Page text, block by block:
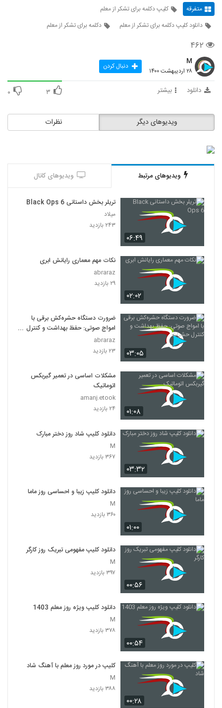
متفرقه
کلیپ دکلمه برای تشکر از معلم
دانلود کلیپ دکلمه برای تشکر از معلم
دکلمه برای تشکر از معلم
۴۶۲
M
۲۸ اردیبهشت ۱۴۰۰ دنبال کردن
دانلود بیشتر ۳ ۰
نظرات ویدیوهای دیگر
ویدیوهای مرتبط ویدیوهای کانال
۰۶:۴۹
تریلر بخش داستانی Black Ops 6
میلاد
۲۴۳ بازدید
۰۲:۰۲
نکات مهم معماری رایانش ابری
abraraz
۲۹ بازدید
۰۳:۰۵
ضرورت دستگاه حشره‌کش برقی با
امواج صوتی: حفظ بهداشت و کنترل
حشرات
abraraz
۲۳ بازدید
۰۱:۰۸
مشکلات اساسی در تعمیر گیربکس
اتوماتیک
amanj.etook
۲۴ بازدید
۰۳:۳۲
دانلود کلیپ شاد روز دختر مبارک
M
۳۶۷ بازدید
۰۱:۰۰
دانلود کلیپ زیبا و احساسی روز ماما
M
۳۶۰ بازدید
۰۰:۵۶
دانلود کلیپ مفهومی تبریک روز کارگر
M
۳۹۷ بازدید
۰۰:۵۴
دانلود کلیپ ویژه روز معلم 1403
M
۳۷۸ بازدید
۰۰:۲۸
کلیپ در مورد روز معلم با آهنگ شاد
M
۳۸۸ بازدید